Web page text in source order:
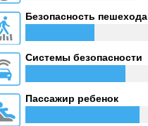
Безопасность пешехода
Системы безопасности
Пассажир ребенок